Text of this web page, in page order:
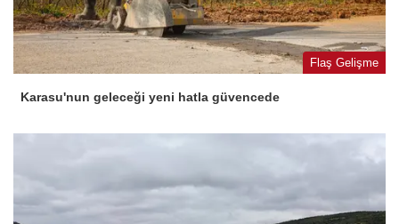
Flaş Gelişme
Karasu'nun geleceği yeni hatla güvencede